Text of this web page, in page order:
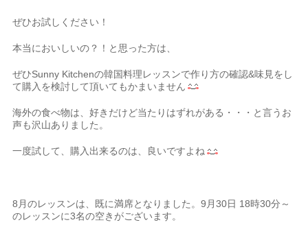
ぜひお試しください！
本当においしいの？！と思った方は、
ぜひSunny Kitchenの韓国料理レッスンで作り方の確認&味見をし
て購入を検討して頂いてもかまいません
海外の食べ物は、好きだけど当たりはずれがある・・・と言うお
声も沢山ありました。
一度試して、購入出来るのは、良いですよね
8月のレッスンは、既に満席となりました。9月30日 18時30分～
のレッスンに3名の空きがございます。